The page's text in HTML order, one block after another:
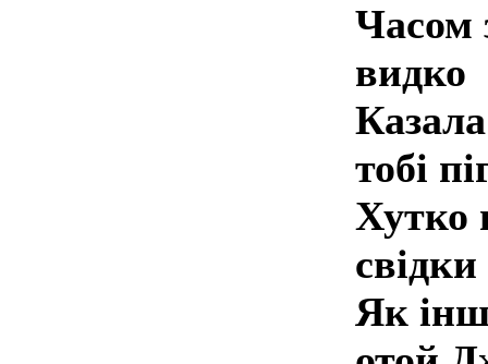
Часом
видко
тобі
Хутко
свідки
Як